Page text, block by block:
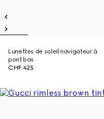
Lunettes de soleil navigateur à
pont bas
CHF 425